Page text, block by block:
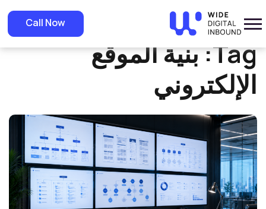
Call Now Home
» بنية الموقع الإلكتروني
Tag: بنية الموقع
الإلكتروني